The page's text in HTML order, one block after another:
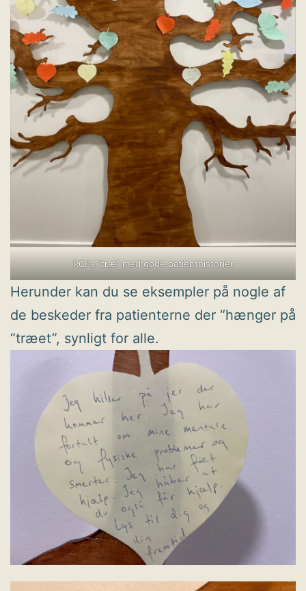
RCFs “træ” med gode patienthistorier
Herunder kan du se eksempler på nogle af
de beskeder fra patienterne der “hænger på
“træet”, synligt for alle.